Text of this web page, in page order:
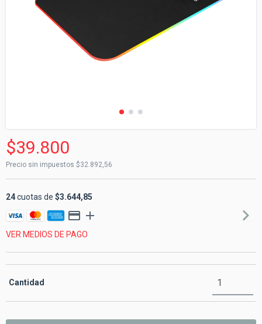
$39.800
Precio sin impuestos $32.892,56
24cuotas de $3.644,85
VER MEDIOS DE PAGO
Cantidad